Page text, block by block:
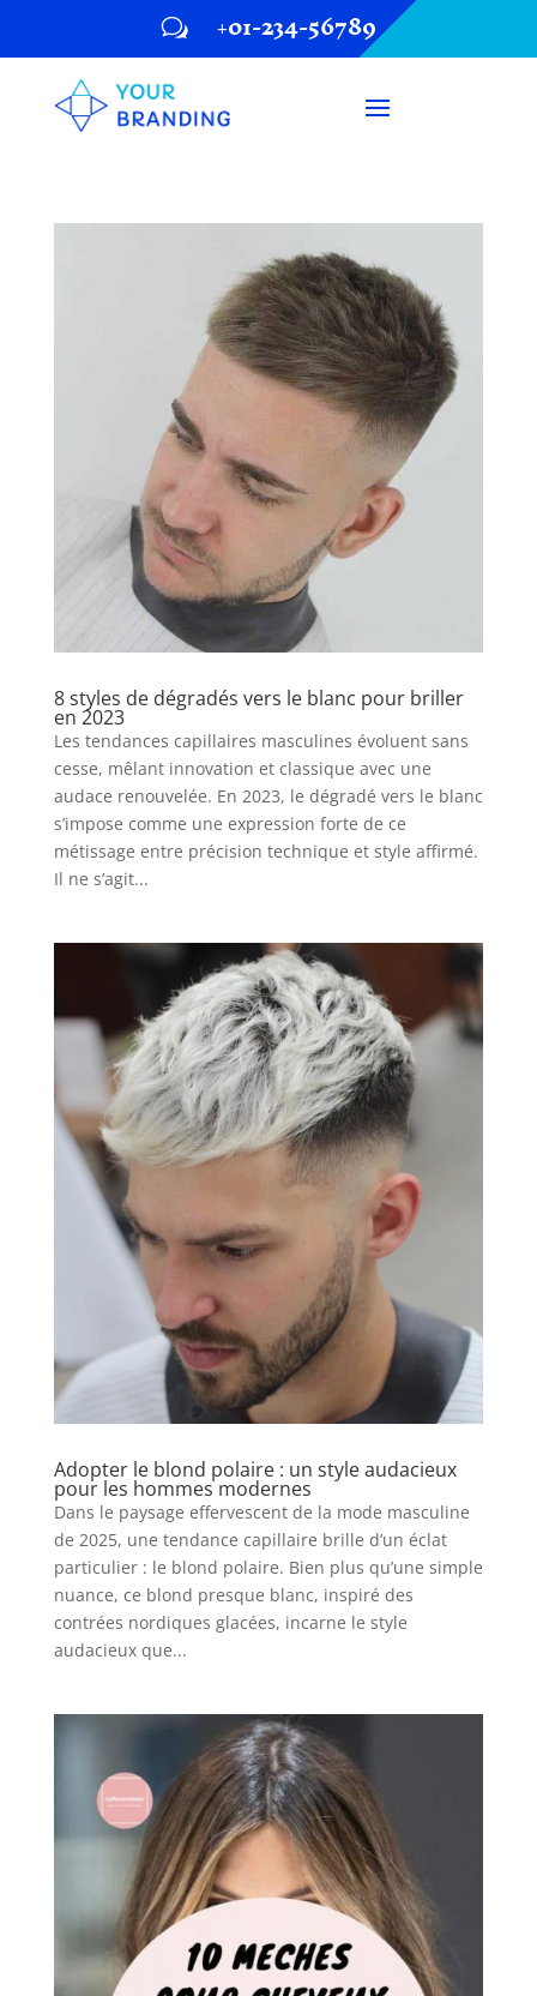
w +01-234-56789
8 styles de dégradés vers le blanc pour briller
en 2023
Les tendances capillaires masculines évoluent sans
cesse, mêlant innovation et classique avec une
audace renouvelée. En 2023, le dégradé vers le blanc
s’impose comme une expression forte de ce
métissage entre précision technique et style affirmé.
Il ne s’agit...
Adopter le blond polaire : un style audacieux
pour les hommes modernes
Dans le paysage effervescent de la mode masculine
de 2025, une tendance capillaire brille d’un éclat
particulier : le blond polaire. Bien plus qu’une simple
nuance, ce blond presque blanc, inspiré des
contrées nordiques glacées, incarne le style
audacieux que...